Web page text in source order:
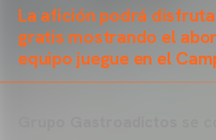
La afición podrá
gratis mostrando el
equipo juegue en el